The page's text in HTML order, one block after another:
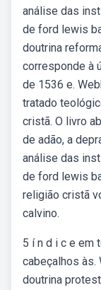
análise das
de ford lewis
doutrina
corresponde à
de 1536 e.
tratado
cristã. O livro
de adão, a
análise das
de ford lewis
religião cristã
calvino.
5 í n d i c e em
cabeçalhos às.
doutrina